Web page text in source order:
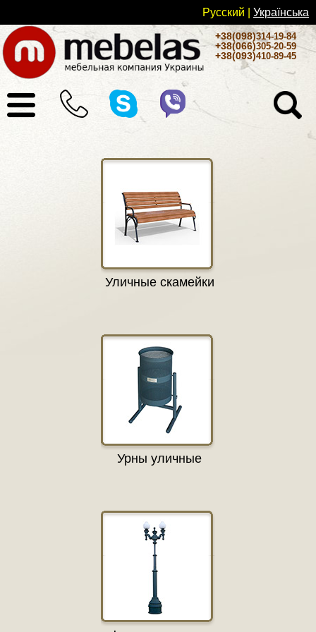
Русский Українськa
+38(098)314-19-84
+38(066)305-20-59
+38(093)410-89-45
Уличные скамейки
Урны уличные